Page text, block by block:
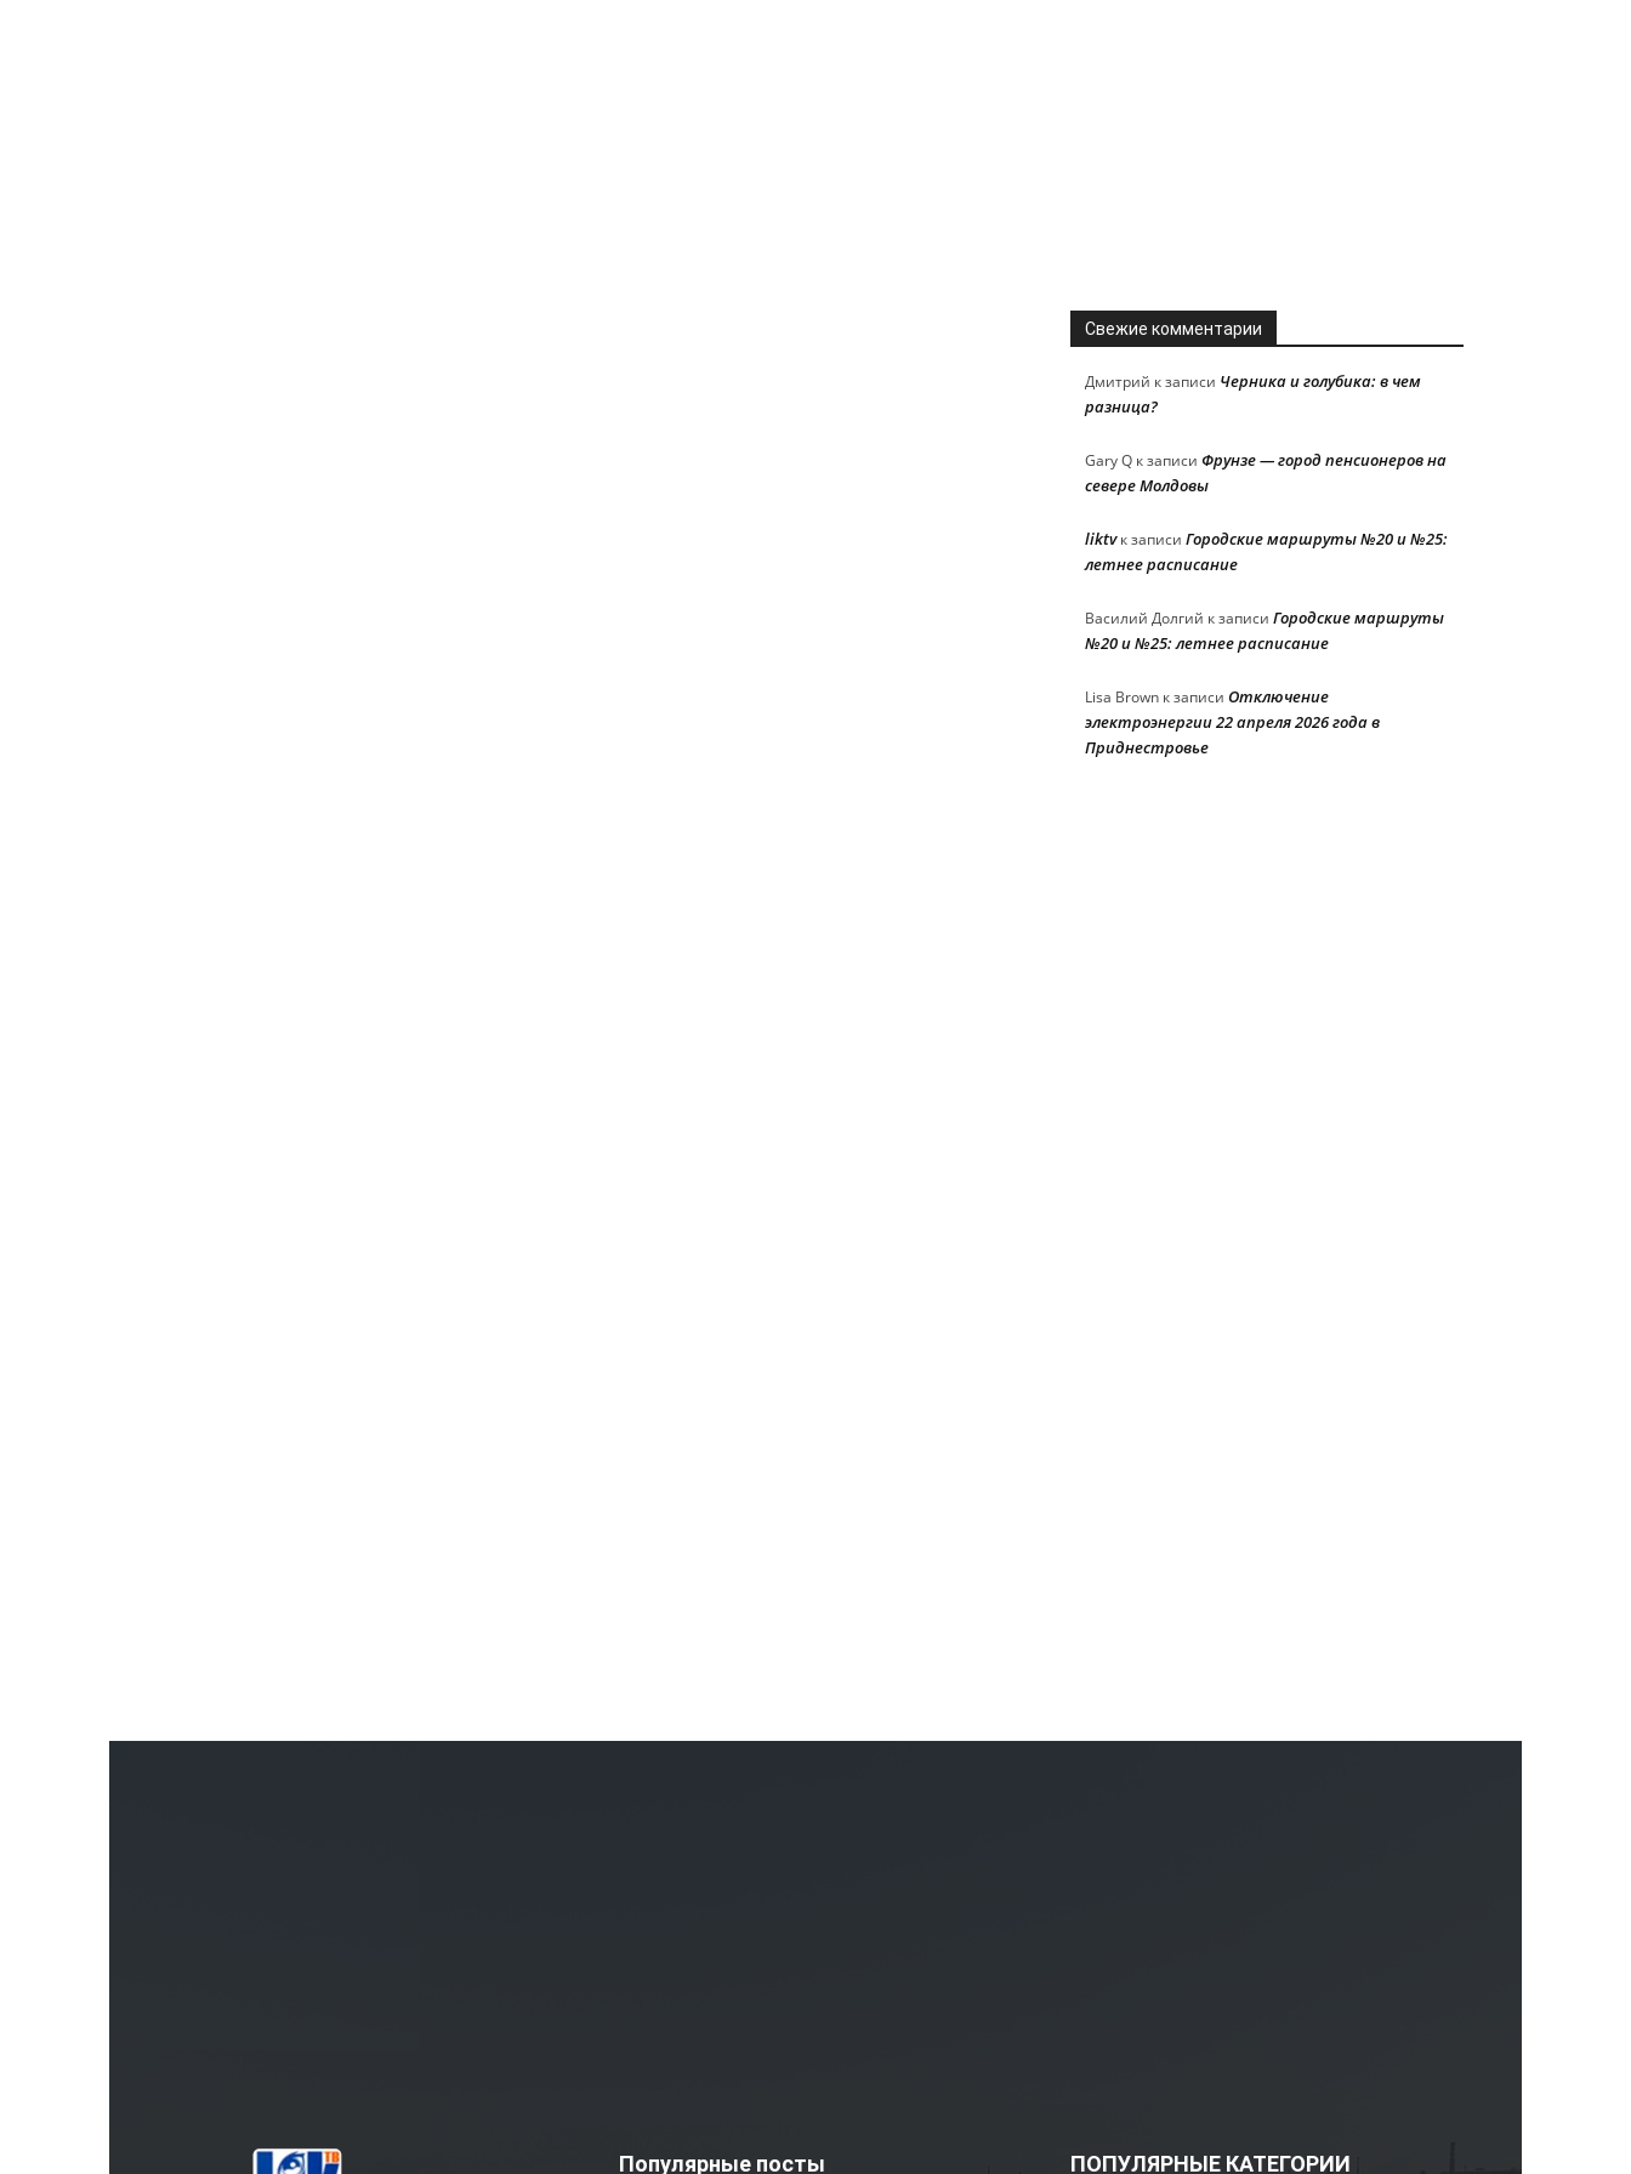
Свежие комментарии
Дмитрий к записи Черника и голубика: в чем
разница?
Gary Q к записи Фрунзе — город пенсионеров на
севере Молдовы
liktvк записи Городские маршруты №20 и №25:
летнее расписание
Василий Долгий к записи Городские маршруты
№20 и №25: летнее расписание
Lisa Brown к записи Отключение
электроэнергии 22 апреля 2026 года в
Приднестровье
Популярные посты ПОПУЛЯРНЫЕ КАТЕГОРИИ